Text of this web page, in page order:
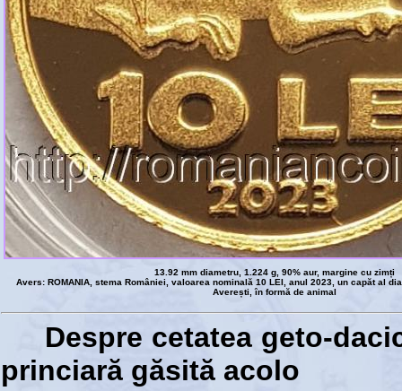
13.92 mm diametru, 1.224 g, 90% aur, margine cu zimți
Avers: ROMANIA, stema României, valoarea nominală 10 LEI, anul 2023, un capăt al
Averești, în formă de animal
Despre cetatea geto-
princiară găsită acolo